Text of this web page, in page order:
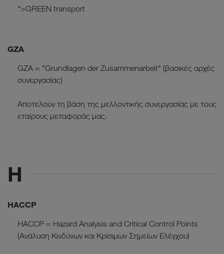
">GREEN transport
GZA
GZA = "Grundlagen der Zusammenarbeit" (βασικές αρχές
συνεργασίας)
Αποτελούν τη βάση της μελλοντικής συνεργασίας με τους
εταίρους μεταφοράς μας.
H
HACCP
HACCP = Hazard Analysis and Critical Control Points
(Ανάλυση Κινδύνων και Κρίσιμων Σημείων Ελέγχου)